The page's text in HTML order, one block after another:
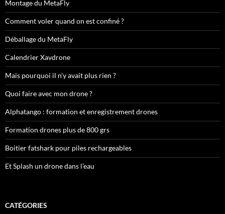
Montage du MetaFly
Comment voler quand on est confiné ?
Déballage du MetaFly
Calendrier Xavdrone
Mais pourquoi il n’y avait plus rien ?
Quoi faire avec mon drone ?
Alphatango : formation et enregistrement drones
Formation drones plus de 800 grs
Boitier fatshark pour piles rechargeables
Et Splash un drone dans l’eau
CATÉGORIES